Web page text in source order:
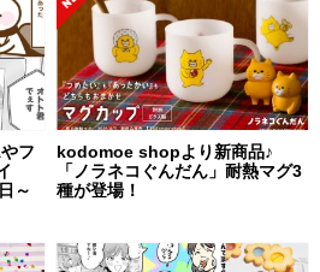
フ
～
kodomoe shopより新商品♪
「ノラネコぐんだん」耐熱マグ3
種が登場！